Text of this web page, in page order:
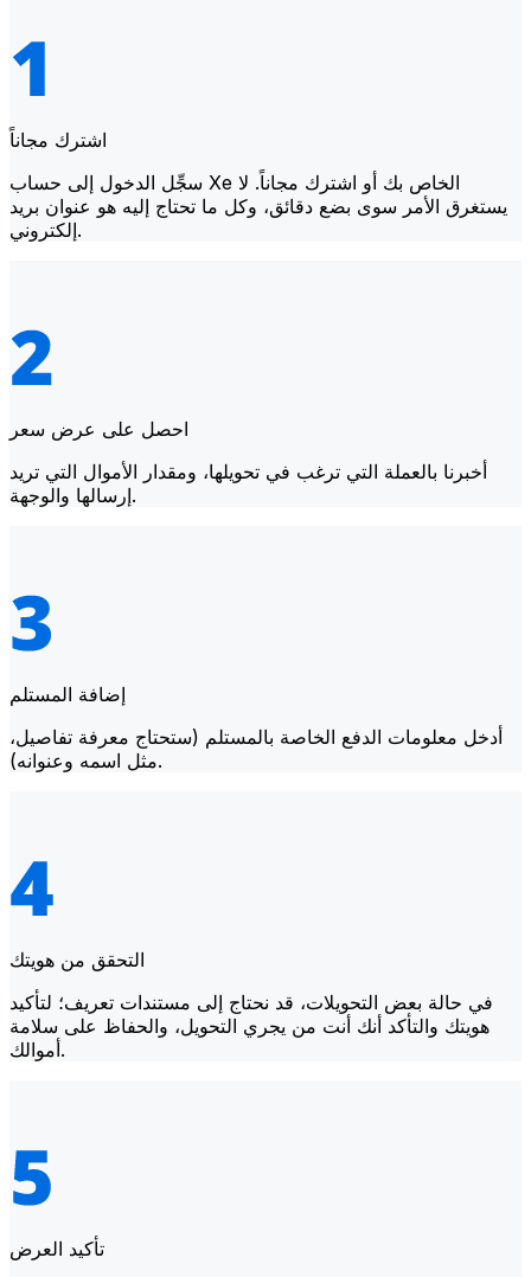
اشترك مجاناً
سجِّل الدخول إلى حساب Xe الخاص بك أو اشترك مجاناً. لا
يستغرق الأمر سوى بضع دقائق، وكل ما تحتاج إليه هو عنوان بريد
إلكتروني.
احصل على عرض سعر
أخبرنا بالعملة التي ترغب في تحويلها، ومقدار الأموال التي تريد
إرسالها والوجهة.
إضافة المستلم
أدخل معلومات الدفع الخاصة بالمستلم (ستحتاج معرفة تفاصيل،
مثل اسمه وعنوانه).
التحقق من هويتك
في حالة بعض التحويلات، قد نحتاج إلى مستندات تعريف؛ لتأكيد
هويتك والتأكد أنك أنت من يجري التحويل، والحفاظ على سلامة
أموالك.
تأكيد العرض